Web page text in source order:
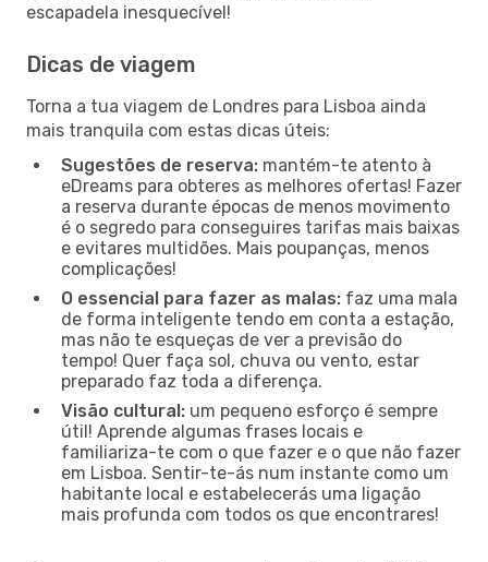
escapadela inesquecível!
Dicas de viagem
Torna a tua viagem de Londres para Lisboa ainda
mais tranquila com estas dicas úteis:
Sugestões de reserva: mantém-te atento à
eDreams para obteres as melhores ofertas! Fazer
a reserva durante épocas de menos movimento
é o segredo para conseguires tarifas mais baixas
e evitares multidões. Mais poupanças, menos
complicações!
O essencial para fazer as malas: faz uma mala
de forma inteligente tendo em conta a estação,
mas não te esqueças de ver a previsão do
tempo! Quer faça sol, chuva ou vento, estar
preparado faz toda a diferença.
Visão cultural: um pequeno esforço é sempre
útil! Aprende algumas frases locais e
familiariza-te com o que fazer e o que não fazer
em Lisboa. Sentir-te-ás num instante como um
habitante local e estabelecerás uma ligação
mais profunda com todos os que encontrares!